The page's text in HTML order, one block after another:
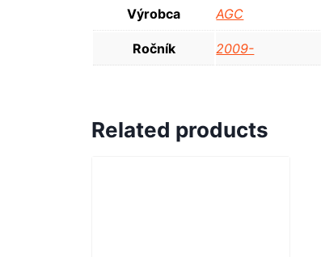
Výrobca AGC
Ročník 2009-
Related products